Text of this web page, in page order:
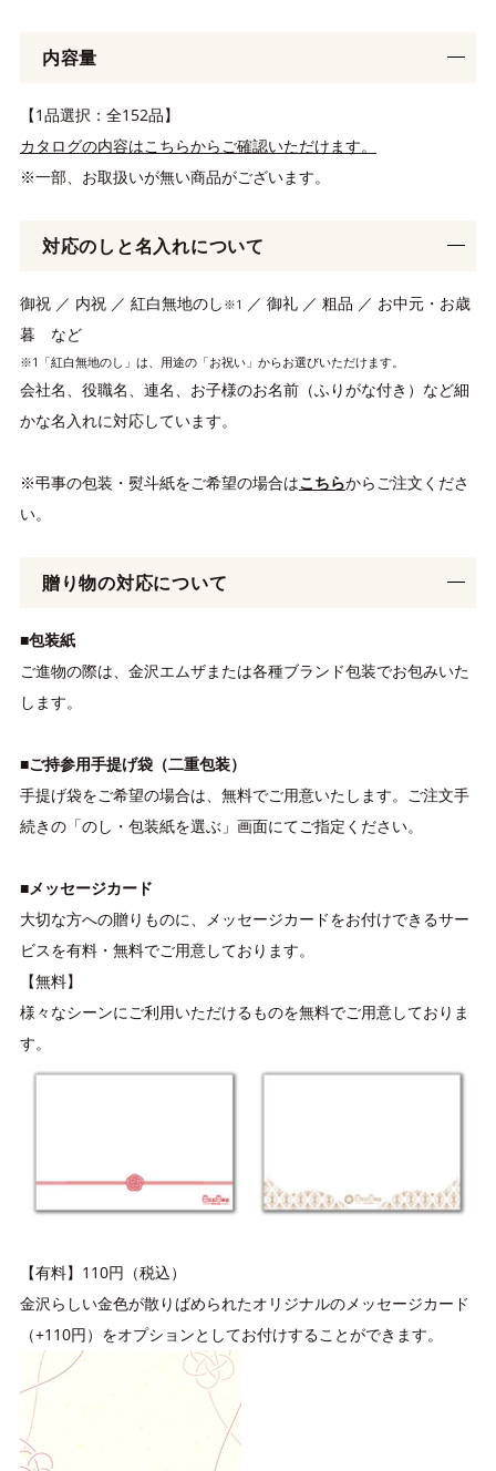
内容量
【1品選択：全152品】
カタログの内容はこちらからご確認いただけます。
※一部、お取扱いが無い商品がございます。
対応のしと名入れについて
御祝 ／ 内祝 ／ 紅白無地のし ※1 ／ 御礼 ／ 粗品 ／ お中元・お歳
暮 など
※1「紅白無地のし」は、用途の「お祝い」からお選びいただけます。
会社名、役職名、連名、お子様のお名前（ふりがな付き）など細
かな名入れに対応しています。
※弔事の包装・熨斗紙をご希望の場合はこちらからご注文くださ
い。
贈り物の対応について
■包装紙
ご進物の際は、金沢エムザまたは各種ブランド包装でお包みいた
します。
■ご持参用手提げ袋（二重包装）
手提げ袋をご希望の場合は、無料でご用意いたします。ご注文手
続きの「のし・包装紙を選ぶ」画面にてご指定ください。
■メッセージカード
大切な方への贈りものに、メッセージカードをお付けできるサー
ビスを有料・無料でご用意しております。
【無料】
様々なシーンにご利用いただけるものを無料でご用意しておりま
す。
【有料】110円（税込）
金沢らしい金色が散りばめられたオリジナルのメッセージカード
（+110円）をオプションとしてお付けすることができます。